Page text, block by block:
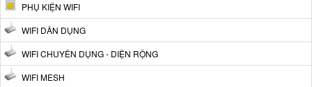
PHỤ KIỆN WIFI
WIFI DÂN DỤNG
WIFI CHUYÊN DỤNG - DIỆN RỘNG
WIFI MESH